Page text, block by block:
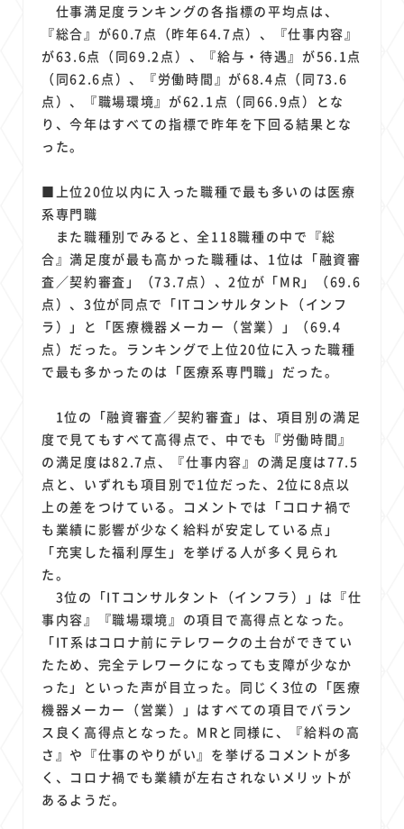
仕事満足度ランキングの各指標の平均点は、
『総合』が60.7点（昨年64.7点）、『仕事内容』
が63.6点（同69.2点）、『給与・待遇』が56.1点
（同62.6点）、『労働時間』が68.4点（同73.6
点）、『職場環境』が62.1点（同66.9点）とな
り、今年はすべての指標で昨年を下回る結果とな
った。
■上位20位以内に入った職種で最も多いのは医療
系専門職
また職種別でみると、全118職種の中で『総
合』満足度が最も高かった職種は、1位は「融資審
査／契約審査」（73.7点）、2位が「MR」（69.6
点）、3位が同点で「ITコンサルタント（インフ
ラ）」と「医療機器メーカー（営業）」（69.4
点）だった。ランキングで上位20位に入った職種
で最も多かったのは「医療系専門職」だった。
1位の「融資審査／契約審査」は、項目別の満足
度で見てもすべて高得点で、中でも『労働時間』
の満足度は82.7点、『仕事内容』の満足度は77.5
点と、いずれも項目別で1位だった、2位に8点以
上の差をつけている。コメントでは「コロナ禍で
も業績に影響が少なく給料が安定している点」
「充実した福利厚生」を挙げる人が多く見られ
た。
3位の「ITコンサルタント（インフラ）」は『仕
事内容』『職場環境』の項目で高得点となった。
「IT系はコロナ前にテレワークの土台ができてい
たため、完全テレワークになっても支障が少なか
った」といった声が目立った。同じく3位の「医療
機器メーカー（営業）」はすべての項目でバラン
ス良く高得点となった。MRと同様に、『給料の高
さ』や『仕事のやりがい』を挙げるコメントが多
く、コロナ禍でも業績が左右されないメリットが
あるようだ。